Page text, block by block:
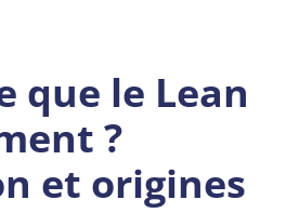
que le Lean
?
et origines